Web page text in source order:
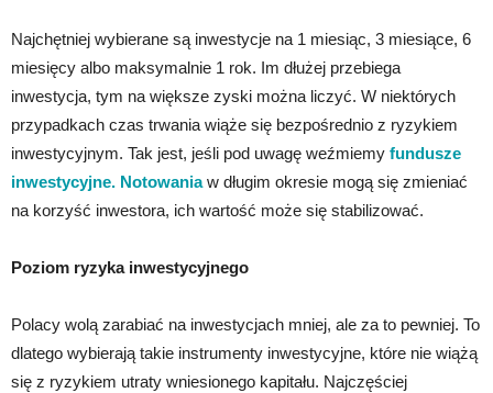
Najchętniej wybierane są inwestycje na 1 miesiąc, 3 miesiące, 6
miesięcy albo maksymalnie 1 rok. Im dłużej przebiega
inwestycja, tym na większe zyski można liczyć. W niektórych
przypadkach czas trwania wiąże się bezpośrednio z ryzykiem
inwestycyjnym. Tak jest, jeśli pod uwagę weźmiemy fundusze
inwestycyjne. Notowaniaw długim okresie mogą się zmieniać
na korzyść inwestora, ich wartość może się stabilizować.
Poziom ryzyka inwestycyjnego
Polacy wolą zarabiać na inwestycjach mniej, ale za to pewniej. To
dlatego wybierają takie instrumenty inwestycyjne, które nie wiążą
się z ryzykiem utraty wniesionego kapitału. Najczęściej